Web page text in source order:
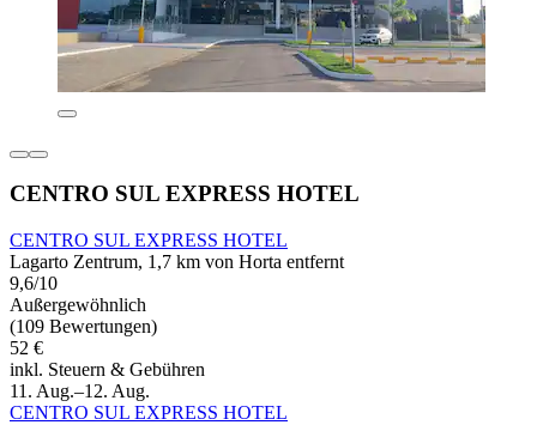
CENTRO SUL EXPRESS HOTEL
CENTRO SUL EXPRESS HOTEL
Lagarto Zentrum, 1,7 km von Horta entfernt
9,6/10
Außergewöhnlich
(109 Bewertungen)
52 €
inkl. Steuern & Gebühren
11. Aug.–12. Aug.
CENTRO SUL EXPRESS HOTEL